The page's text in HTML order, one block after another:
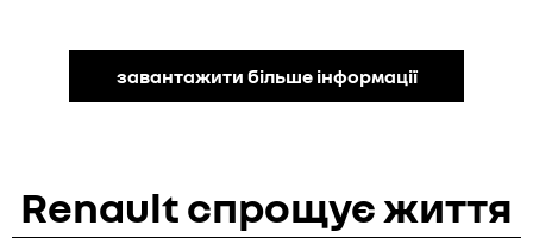
завантажити більше інформації
Renault спрощує життя